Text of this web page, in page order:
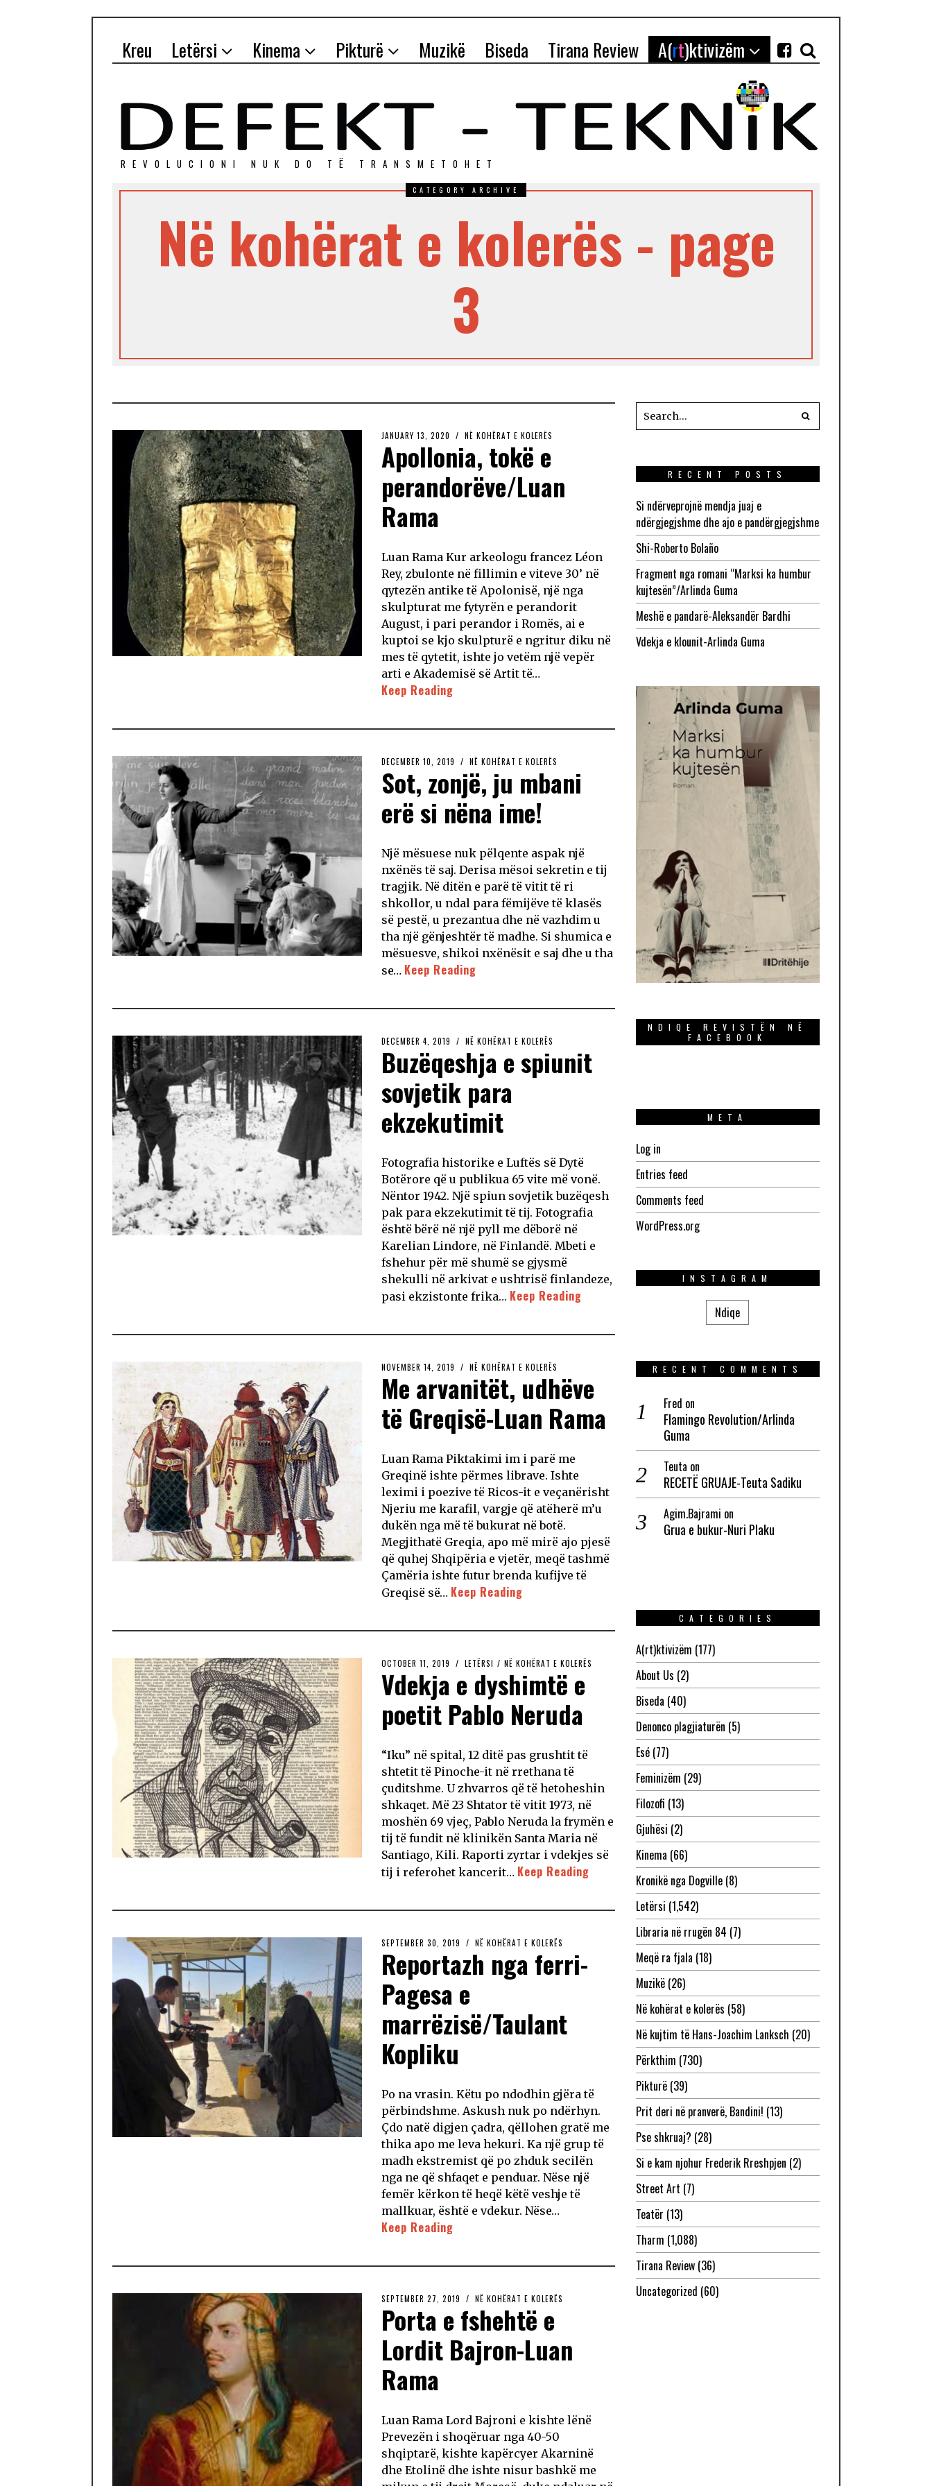
Kreu Letërsi Kinema Pikturë Muzikë Biseda Tirana Review A(rt)ktivizëm
REVOLUCIONI NUK DO TЁ TRANSMETOHET
CATEGORY ARCHIVE
Në kohërat e kolerës - page
3
JANUARY 13, 2020 NË KOHËRAT E KOLERËS
Apollonia, tokë e
perandorëve/Luan
Rama
Luan Rama Kur arkeologu francez Léon
Rey, zbulonte në fillimin e viteve 30’ në
qytezën antike të Apolonisë, një nga
skulpturat me fytyrën e perandorit
August, i pari perandor i Romës, ai e
kuptoi se kjo skulpturë e ngritur diku në
mes të qytetit, ishte jo vetëm një vepër
arti e Akademisë së Artit të…
Keep Reading
DECEMBER 10, 2019 NË KOHËRAT E KOLERËS
Sot, zonjë, ju mbani
erë si nëna ime!
Një mësuese nuk pëlqente aspak një
nxënës të saj. Derisa mësoi sekretin e tij
tragjik. Në ditën e parë të vitit të ri
shkollor, u ndal para fëmijëve të klasës
së pestë, u prezantua dhe në vazhdim u
tha një gënjeshtër të madhe. Si shumica e
mësuesve, shikoi nxënësit e saj dhe u tha
se… Keep Reading
DECEMBER 4, 2019 NË KOHËRAT E KOLERËS
Buzëqeshja e spiunit
sovjetik para
ekzekutimit
Fotografia historike e Luftës së Dytë
Botërore që u publikua 65 vite më vonë.
Nëntor 1942. Një spiun sovjetik buzëqesh
pak para ekzekutimit të tij. Fotografia
është bërë në një pyll me dëborë në
Karelian Lindore, në Finlandë. Mbeti e
fshehur për më shumë se gjysmë
shekulli në arkivat e ushtrisë finlandeze,
pasi ekzistonte frika… Keep Reading
NOVEMBER 14, 2019 NË KOHËRAT E KOLERËS
Me arvanitët, udhëve
të Greqisë-Luan Rama
Luan Rama Piktakimi im i parë me
Greqinë ishte përmes librave. Ishte
leximi i poezive të Ricos-it e veçanërisht
Njeriu me karafil, vargje që atëherë m’u
dukën nga më të bukurat në botë.
Megjithatë Greqia, apo më mirë ajo pjesë
që quhej Shqipëria e vjetër, meqë tashmë
Çamëria ishte futur brenda kufijve të
Greqisë së… Keep Reading
OCTOBER 11, 2019 LETËRSI / NË KOHËRAT E KOLERËS
Vdekja e dyshimtë e
poetit Pablo Neruda
“Iku” në spital, 12 ditë pas grushtit të
shtetit të Pinoche-it në rrethana të
çuditshme. U zhvarros që të hetoheshin
shkaqet. Më 23 Shtator të vitit 1973, në
moshën 69 vjeç, Pablo Neruda la frymën e
tij të fundit në klinikën Santa Maria në
Santiago, Kili. Raporti zyrtar i vdekjes së
tij i referohet kancerit… Keep Reading
SEPTEMBER 30, 2019 NË KOHËRAT E KOLERËS
Reportazh nga ferri-
Pagesa e
marrëzisë/Taulant
Kopliku
Po na vrasin. Këtu po ndodhin gjëra të
përbindshme. Askush nuk po ndërhyn.
Çdo natë digjen çadra, qëllohen gratë me
thika apo me leva hekuri. Ka një grup të
madh ekstremist që po zhduk secilën
nga ne që shfaqet e penduar. Nëse një
femër kërkon të heqë këtë veshje të
mallkuar, është e vdekur. Nëse…
Keep Reading
SEPTEMBER 27, 2019 NË KOHËRAT E KOLERËS
Porta e fshehtë e
Lordit Bajron-Luan
Rama
Luan Rama Lord Bajroni e kishte lënë
Prevezën i shoqëruar nga 40-50
shqiptarë, kishte kapërcyer Akarninë
dhe Etolinë dhe ishte nisur bashkë me
RECENT POSTS
Si ndërveprojnë mendja juaj e
ndërgjegjshme dhe ajo e pandërgjegjshme
Shi-Roberto Bolaño
Fragment nga romani “Marksi ka humbur
kujtesën”/Arlinda Guma
Meshë e pandarë-Aleksandër Bardhi
Vdekja e klounit-Arlinda Guma
NDIQE REVISTËN NË
FACEBOOK
META
Log in
Entries feed
Comments feed
WordPress.org
INSTAGRAM
Ndiqe
RECENT COMMENTS
Fred on
Flamingo Revolution/Arlinda
Guma
Teuta on
RECETË GRUAJE-Teuta Sadiku
Agim.Bajrami on
Grua e bukur-Nuri Plaku
CATEGORIES
A(rt)ktivizëm (177)
About Us (2)
Biseda (40)
Denonco plagjiaturën (5)
Esé(77)
Feminizëm (29)
Filozofi (13)
Gjuhësi (2)
Kinema (66)
Kronikë nga Dogville(8)
Letërsi (1,542)
Libraria në rrugën 84 (7)
Meqë ra fjala (18)
Muzikë(26)
Në kohërat e kolerës (58)
Në kujtim të Hans-Joachim Lanksch (20)
Përkthim (730)
Pikturë(39)
Prit deri në pranverë, Bandini! (13)
Pse shkruaj? (28)
Si e kam njohur Frederik Rreshpjen (2)
Street Art (7)
Teatër (13)
Tharm (1,088)
Tirana Review(36)
Uncategorized (60)